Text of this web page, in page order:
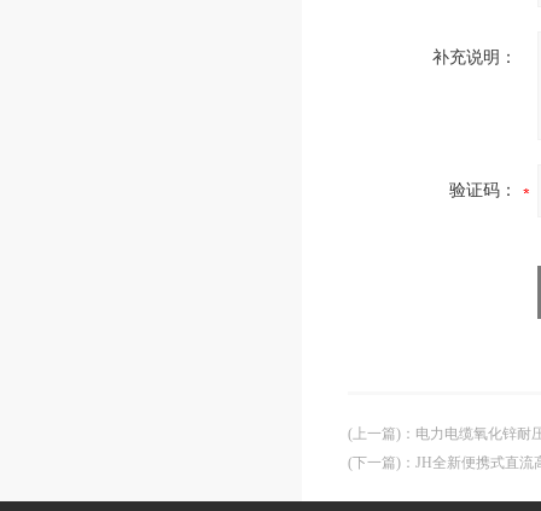
补充说明：
验证码：
(上一篇) ： 电力电缆氧化锌耐
(下一篇) ： JH全新便携式直流